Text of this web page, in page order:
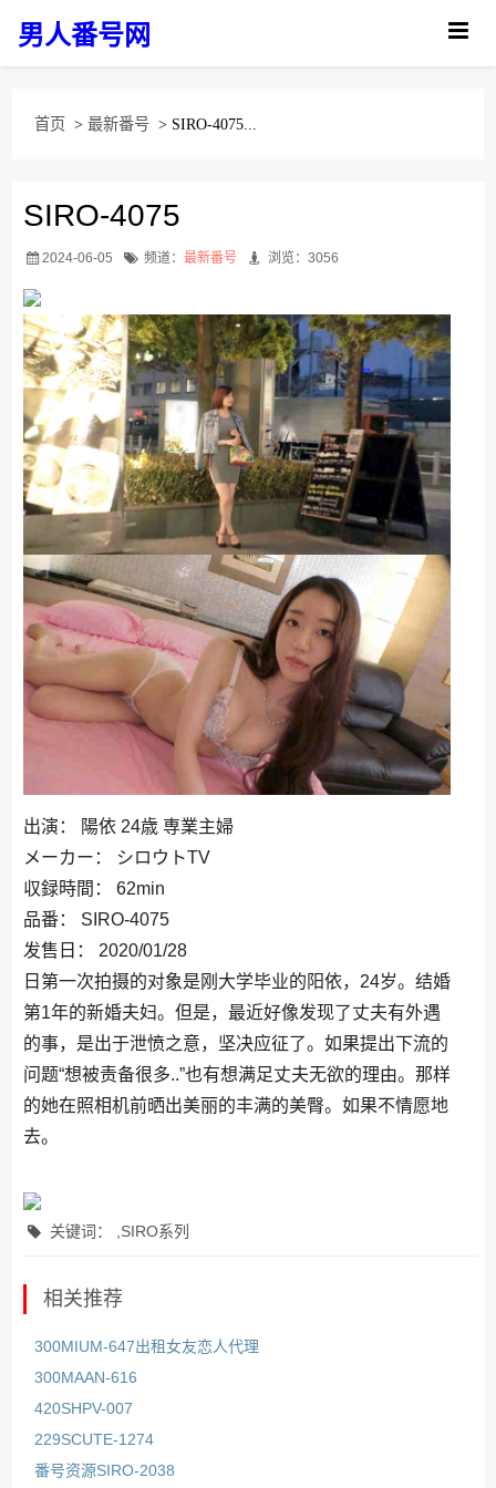
男人番号网
首页 >最新番号 > SIRO-4075...
SIRO-4075
2024-06-05 频道： 最新番号 浏览：3056
出演： 陽依 24歳 専業主婦
メーカー： シロウトTV
収録時間： 62min
品番： SIRO-4075
发售日： 2020/01/28
日第一次拍摄的对象是刚大学毕业的阳依，24岁。结婚
第1年的新婚夫妇。但是，最近好像发现了丈夫有外遇
的事，是出于泄愤之意，坚决应征了。如果提出下流的
问题“想被责备很多..”也有想满足丈夫无欲的理由。那样
的她在照相机前晒出美丽的丰满的美臀。如果不情愿地
去。
关键词： ,SIRO系列
相关推荐
300MIUM-647出租女友恋人代理
300MAAN-616
420SHPV-007
229SCUTE-1274
番号资源SIRO-2038